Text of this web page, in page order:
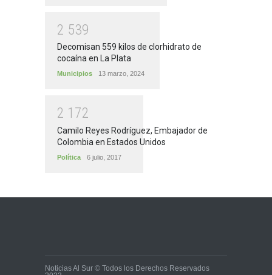
2 539
Decomisan 559 kilos de clorhidrato de
cocaína en La Plata
Municipios 13 marzo, 2024
2 1 72
Camilo Reyes Rodríguez, Embajador de
Colombia en Estados Unidos
Política 6 julio, 2017
Noticias Al Sur © Todos los Derechos Reservados